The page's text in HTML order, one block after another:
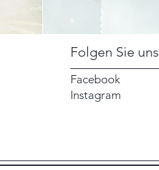
Folgen Sie uns
Facebook
Instagram